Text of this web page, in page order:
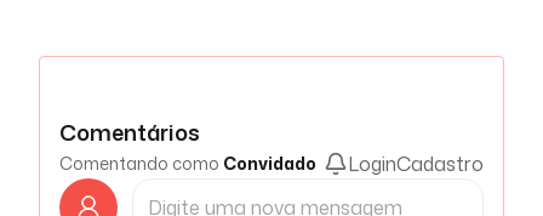
Comentários
Comentando como Convidado LoginCadastro